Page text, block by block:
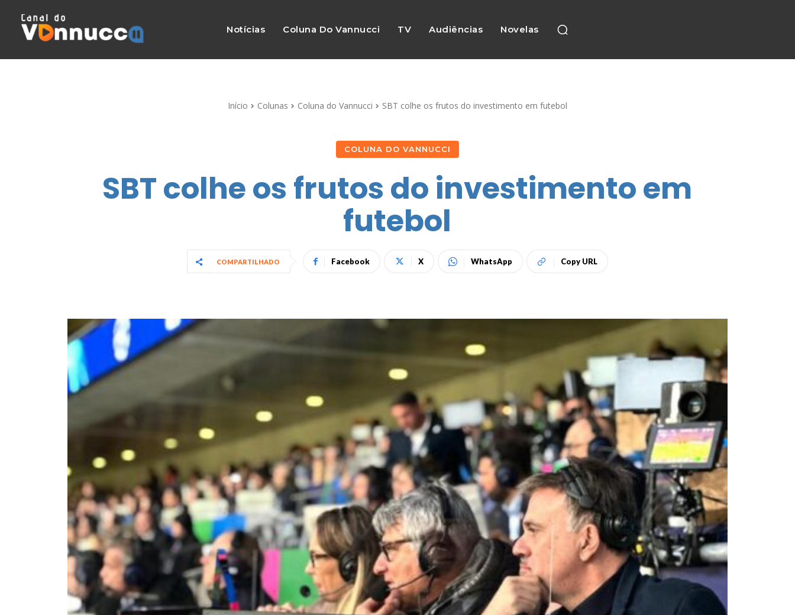
Notícias Coluna Do Vannucci TV Audiências Novelas
Início Colunas Coluna do Vannucci SBT colhe os frutos do investimento em futebol
COLUNA DO VANNUCCI
SBT colhe os frutos do investimento em
futebol
COMPARTILHADO Facebook X WhatsApp Copy URL